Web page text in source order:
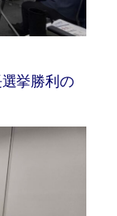
挙勝利の